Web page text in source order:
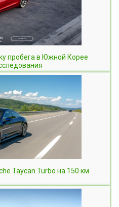
пробега в Южной Корее
Taycan Turbo на 150 км